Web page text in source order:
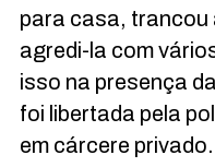
para casa, trancou
agredi-la com
isso na presença
foi libertada pela
em cárcere